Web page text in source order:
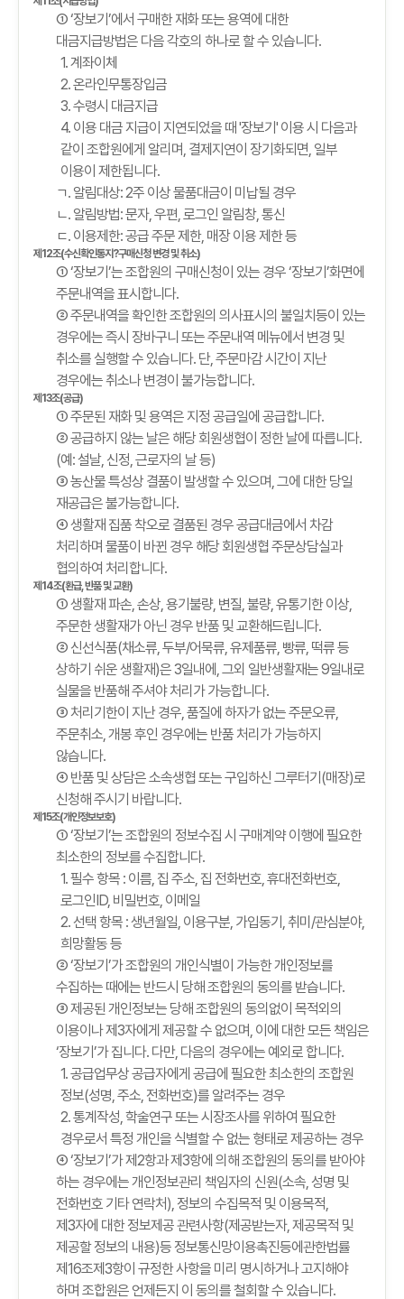
① ‘장보기’에서 구매한 재화 또는 용역에 대한
대금지급방법은 다음 각호의 하나로 할 수 있습니다.
1. 계좌이체
2. 온라인무통장입금
3. 수령시 대금지급
4. 이용 대금 지급이 지연되었을 때 '장보기' 이용 시 다음과
같이 조합원에게 알리며, 결제지연이 장기화되면, 일부
이용이 제한됩니다.
ㄱ. 알림대상: 2주 이상 물품대금이 미납될 경우
ㄴ. 알림방법: 문자, 우편, 로그인 알림창, 통신
ㄷ. 이용제한: 공급 주문 제한, 매장 이용 제한 등
제12조(수신확인통지?구매신청 변경 및 취소)
① ‘장보기’는 조합원의 구매신청이 있는 경우 ‘장보기’화면에
주문내역을 표시합니다.
② 주문내역을 확인한 조합원의 의사표시의 불일치등이 있는
경우에는 즉시 장바구니 또는 주문내역 메뉴에서 변경 및
취소를 실행할 수 있습니다. 단, 주문마감 시간이 지난
경우에는 취소나 변경이 불가능합니다.
제13조(공급)
① 주문된 재화 및 용역은 지정 공급일에 공급합니다.
② 공급하지 않는 날은 해당 회원생협이 정한 날에 따릅니다.
(예: 설날, 신정, 근로자의 날 등)
③ 농산물 특성상 결품이 발생할 수 있으며, 그에 대한 당일
재공급은 불가능합니다.
④ 생활재 집품 착오로 결품된 경우 공급대금에서 차감
처리하며 물품이 바뀐 경우 해당 회원생협 주문상담실과
협의하여 처리합니다.
제14조(환급, 반품 및 교환)
① 생활재 파손, 손상, 용기불량, 변질, 불량, 유통기한 이상,
주문한 생활재가 아닌 경우 반품 및 교환해드립니다.
② 신선식품(채소류, 두부/어묵류, 유제품류, 빵류, 떡류 등
상하기 쉬운 생활재)은 3일내에, 그외 일반생활재는 9일내로
실물을 반품해 주셔야 처리가 가능합니다.
③ 처리기한이 지난 경우, 품질에 하자가 없는 주문오류,
주문취소, 개봉 후인 경우에는 반품 처리가 가능하지
않습니다.
④ 반품 및 상담은 소속생협 또는 구입하신 그루터기(매장)로
신청해 주시기 바랍니다.
제15조(개인정보보호)
① ‘장보기’는 조합원의 정보수집 시 구매계약 이행에 필요한
최소한의 정보를 수집합니다.
1. 필수 항목 : 이름, 집 주소, 집 전화번호, 휴대전화번호,
로그인ID, 비밀번호, 이메일
2. 선택 항목 : 생년월일, 이용구분, 가입동기, 취미/관심분야,
희망활동 등
② ‘장보기’가 조합원의 개인식별이 가능한 개인정보를
수집하는 때에는 반드시 당해 조합원의 동의를 받습니다.
③ 제공된 개인정보는 당해 조합원의 동의없이 목적외의
이용이나 제3자에게 제공할 수 없으며, 이에 대한 모든 책임은
‘장보기’가 집니다. 다만, 다음의 경우에는 예외로 합니다.
1. 공급업무상 공급자에게 공급에 필요한 최소한의 조합원
정보(성명, 주소, 전화번호)를 알려주는 경우
2. 통계작성, 학술연구 또는 시장조사를 위하여 필요한
경우로서 특정 개인을 식별할 수 없는 형태로 제공하는 경우
④ ‘장보기’가 제2항과 제3항에 의해 조합원의 동의를 받아야
하는 경우에는 개인정보관리 책임자의 신원(소속, 성명 및
전화번호 기타 연락처), 정보의 수집목적 및 이용목적,
제3자에 대한 정보제공 관련사항(제공받는자, 제공목적 및
제공할 정보의 내용)등 정보통신망이용촉진등에관한법률
제16조제3항이 규정한 사항을 미리 명시하거나 고지해야
하며 조합원은 언제든지 이 동의를 철회할 수 있습니다.